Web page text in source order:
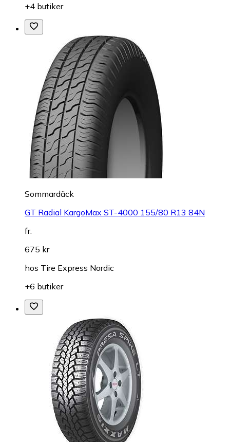
+4 butiker
Sommardäck
GT Radial KargoMax ST-4000 155/80 R13 84N
fr.
675 kr
hos Tire Express Nordic
+6 butiker